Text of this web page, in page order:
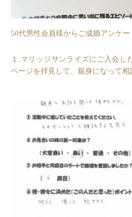
50代男性会員様からご成婚アンケ
１.マリッジサンライズにご入会
ページを拝見して、親身になって相